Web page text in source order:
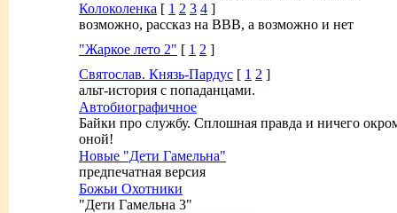
Колоколенка [ 1 2 3 4 ]
возможно, рассказ на ВВВ, а возможно и нет
"Жаркое лето 2" [ 1 2 ]
Святослав. Князь-Пардус [ 1 2 ]
альт-история с попаданцами.
Автобиографичное
Байки про службу. Сплошная правда и ничего
оной!
Новые "Дети Гамельна"
предпечатная версия
Божьи Охотники
"Дети Гамельна 3"